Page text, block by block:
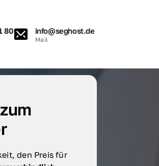
80 info@seghost.de
Mail
den Preis für